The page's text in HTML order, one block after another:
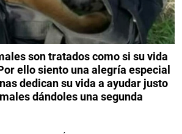
son tratados como si su vida
ello siento una alegría especial
dedican su vida a ayudar justo
dándoles una segunda